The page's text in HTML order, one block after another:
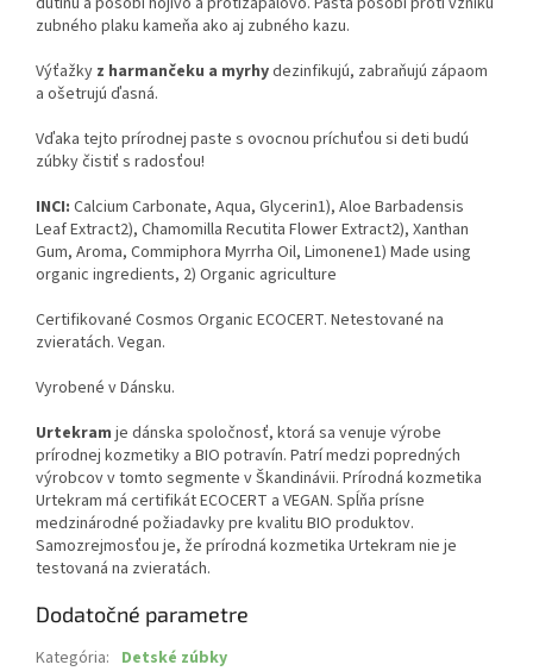
zubného plaku kameňa ako aj zubného kazu.
Výťažky z harmančeku a myrhydezinfikujú, zabraňujú zápaom
a ošetrujú ďasná.
Vďaka tejto prírodnej paste s ovocnou príchuťou si deti budú
zúbky čistiť s radosťou!
INCI: Calcium Carbonate, Aqua, Glycerin1), Aloe Barbadensis
Leaf Extract2), Chamomilla Recutita Flower Extract2), Xanthan
Gum, Aroma, Commiphora Myrrha Oil, Limonene1) Made using
organic ingredients, 2) Organic agriculture
Certifikované Cosmos Organic ECOCERT. Netestované na
zvieratách. Vegan.
Vyrobené v Dánsku.
Urtekram je dánska spoločnosť, ktorá sa venuje výrobe
prírodnej kozmetiky a BIO potravín. Patrí medzi popredných
výrobcov v tomto segmente v Škandinávii. Prírodná kozmetika
Urtekram má certifikát ECOCERT a VEGAN. Spĺňa prísne
medzinárodné požiadavky pre kvalitu BIO produktov.
Samozrejmosťou je, že prírodná kozmetika Urtekram nie je
testovaná na zvieratách.
Dodatočné parametre
Kategória: Detské zúbky